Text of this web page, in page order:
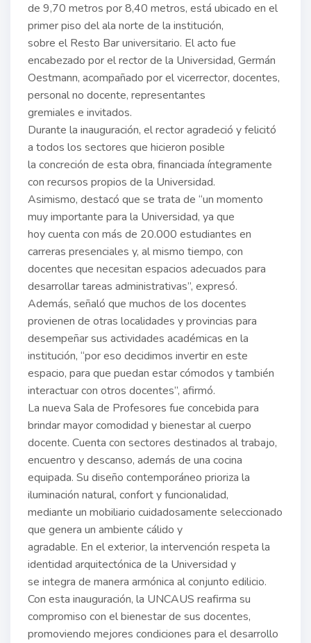
de 9,70 metros por 8,40 metros, está ubicado en el
primer piso del ala norte de la institución,
sobre el Resto Bar universitario. El acto fue
encabezado por el rector de la Universidad, Germán
Oestmann, acompañado por el vicerrector, docentes,
personal no docente, representantes
gremiales e invitados.
Durante la inauguración, el rector agradeció y felicitó
a todos los sectores que hicieron posible
la concreción de esta obra, financiada íntegramente
con recursos propios de la Universidad.
Asimismo, destacó que se trata de “un momento
muy importante para la Universidad, ya que
hoy cuenta con más de 20.000 estudiantes en
carreras presenciales y, al mismo tiempo, con
docentes que necesitan espacios adecuados para
desarrollar tareas administrativas”, expresó.
Además, señaló que muchos de los docentes
provienen de otras localidades y provincias para
desempeñar sus actividades académicas en la
institución, “por eso decidimos invertir en este
espacio, para que puedan estar cómodos y también
interactuar con otros docentes”, afirmó.
La nueva Sala de Profesores fue concebida para
brindar mayor comodidad y bienestar al cuerpo
docente. Cuenta con sectores destinados al trabajo,
encuentro y descanso, además de una cocina
equipada. Su diseño contemporáneo prioriza la
iluminación natural, confort y funcionalidad,
mediante un mobiliario cuidadosamente seleccionado
que genera un ambiente cálido y
agradable. En el exterior, la intervención respeta la
identidad arquitectónica de la Universidad y
se integra de manera armónica al conjunto edilicio.
Con esta inauguración, la UNCAUS reafirma su
compromiso con el bienestar de sus docentes,
promoviendo mejores condiciones para el desarrollo